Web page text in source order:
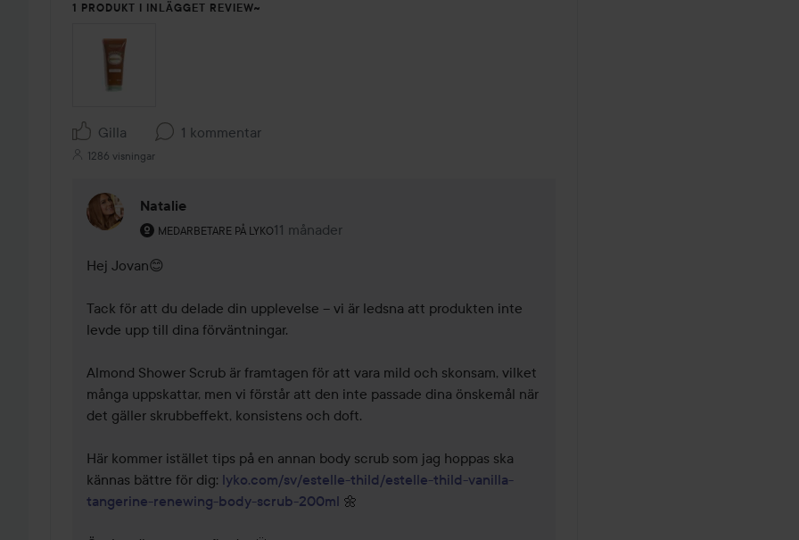
1 PRODUKT I INLÄGGET REVIEW~
Gilla 1 kommentar
1286 visningar
Natalie
MEDARBETARE PÅ LYKO
Användarens roll: Medarbetare på Lyko.
11 månader
Kommentaren lades 11 månader
Hej Jovan😊
Tack för att du delade din upplevelse – vi är ledsna att produkten inte
levde upp till dina förväntningar.
Almond Shower Scrub är framtagen för att vara mild och skonsam, vilket
många uppskattar, men vi förstår att den inte passade dina önskemål när
det gäller skrubbeffekt, konsistens och doft.
Här kommer istället tips på en annan body scrub som jag hoppas ska
kännas bättre för dig: lyko.com/sv/estelle-thild/estelle-thild-vanilla-
tangerine-renewing-body-scrub-200ml 🌼